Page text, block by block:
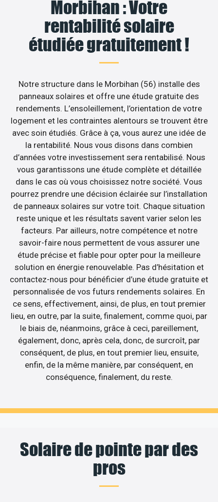
Morbihan : Votre
rentabilité solaire
étudiée gratuitement !
Notre structure dans le Morbihan (56) installe des
panneaux solaires et offre une étude gratuite des
rendements. L’ensoleillement, l’orientation de votre
logement et les contraintes alentours se trouvent être
avec soin étudiés. Grâce à ça, vous aurez une idée de
la rentabilité. Nous vous disons dans combien
d’années votre investissement sera rentabilisé. Nous
vous garantissons une étude complète et détaillée
dans le cas où vous choisissez notre société. Vous
pourrez prendre une décision éclairée sur l’installation
de panneaux solaires sur votre toit. Chaque situation
reste unique et les résultats savent varier selon les
facteurs. Par ailleurs, notre compétence et notre
savoir-faire nous permettent de vous assurer une
étude précise et fiable pour opter pour la meilleure
solution en énergie renouvelable. Pas d’hésitation et
contactez-nous pour bénéficier d’une étude gratuite et
personnalisée de vos futurs rendements solaires. En
ce sens, effectivement, ainsi, de plus, en tout premier
lieu, en outre, par la suite, finalement, comme quoi, par
le biais de, néanmoins, grâce à ceci, pareillement,
également, donc, après cela, donc, de surcroît, par
conséquent, de plus, en tout premier lieu, ensuite,
enfin, de la même manière, par conséquent, en
conséquence, finalement, du reste.
Solaire de pointe par des
pros